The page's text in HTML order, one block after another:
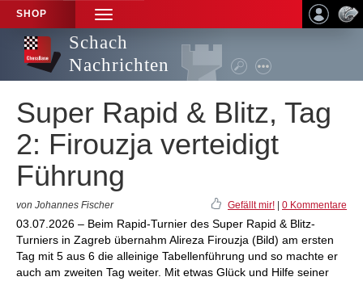
SHOP
TOGGLE
NAVIGATION
Schach
Nachrichten
Super Rapid & Blitz, Tag
2: Firouzja verteidigt
Führung
von Johannes Fischer Gefällt mir! 0 Kommentare
03.07.2026 – Beim Rapid-Turnier des Super Rapid & Blitz-
Turniers in Zagreb übernahm Alireza Firouzja (Bild) am ersten
Tag mit 5 aus 6 die alleinige Tabellenführung und so machte er
auch am zweiten Tag weiter. Mit etwas Glück und Hilfe seiner